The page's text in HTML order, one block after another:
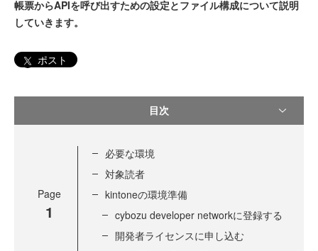
帳票からAPIを呼び出すための設定とファイル構成について説明
していきます。
ポスト
目次
Page
1
必要な環境
対象読者
kintoneの環境準備
cybozu developer networkに登録する
開発者ライセンスに申し込む